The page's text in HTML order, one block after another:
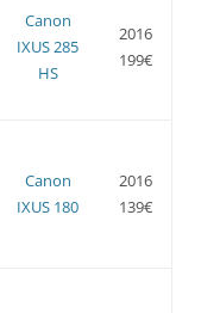
Canon
IXUS 285
HS
2016
199€
Canon
IXUS 180
2016
139€